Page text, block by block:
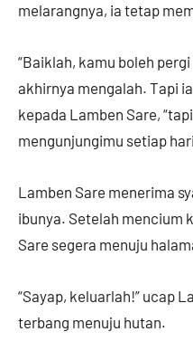
melarangnya, ia tetap
“Baiklah, kamu boleh
akhirnya mengalah. Tapi
kepada Lamben Sare,
mengunjungimu setiap
Lamben Sare menerima
ibunya. Setelah mencium
Sare segera menuju
“Sayap, keluarlah!” ucap
terbang menuju hutan.